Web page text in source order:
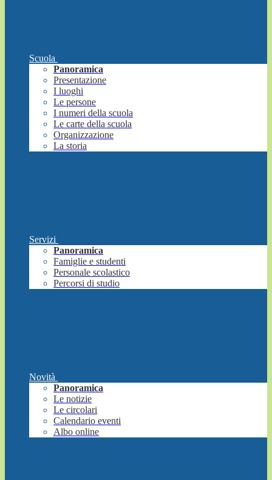
Scuola
Panoramica
Presentazione
I luoghi
Le persone
I numeri della scuola
Le carte della scuola
Organizzazione
La storia
Servizi
Panoramica
Famiglie e studenti
Personale scolastico
Percorsi di studio
Novità
Panoramica
Le notizie
Le circolari
Calendario eventi
Albo online